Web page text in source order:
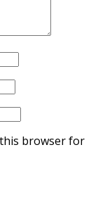
this browser for